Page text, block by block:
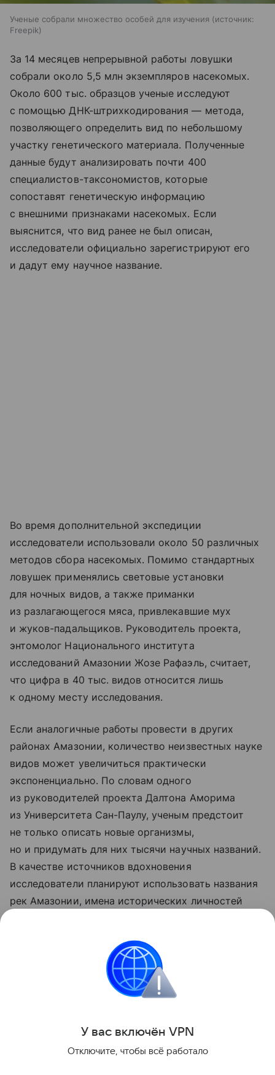
Ученые собрали множество особей для изучения
источник:
Freepik
За 14 месяцев непрерывной работы ловушки
собрали около 5,5 млн экземпляров насекомых.
Около 600 тыс. образцов ученые исследуют
с помощью ДНК-штрихкодирования — метода,
позволяющего определить вид по небольшому
участку генетического материала. Полученные
данные будут анализировать почти 400
специалистов-таксономистов, которые
сопоставят генетическую информацию
с внешними признаками насекомых. Если
выяснится, что вид ранее не был описан,
исследователи официально зарегистрируют его
и дадут ему научное название.
Во время дополнительной экспедиции
исследователи использовали около 50 различных
методов сбора насекомых. Помимо стандартных
ловушек применялись световые установки
для ночных видов, а также приманки
из разлагающегося мяса, привлекавшие мух
и жуков-падальщиков. Руководитель проекта,
энтомолог Национального института
исследований Амазонии Жозе Рафаэль, считает,
что цифра в 40 тыс. видов относится лишь
к одному месту исследования.
Если аналогичные работы провести в других
районах Амазонии, количество неизвестных науке
видов может увеличиться практически
экспоненциально. По словам одного
из руководителей проекта Далтона Аморима
из Университета Сан-Паулу, ученым предстоит
не только описать новые организмы,
но и придумать для них тысячи научных названий.
В качестве источников вдохновения
исследователи планируют использовать названия
рек Амазонии, имена исторических личностей
стало известно
любят одних людей больше других.
У вас включён VPN
Отключите, чтобы всё работало